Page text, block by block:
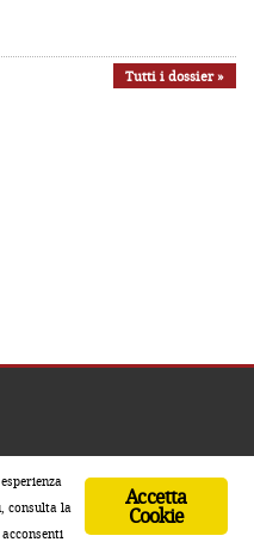
Tutti i dossier »
Accetta
Cookie
consulta la